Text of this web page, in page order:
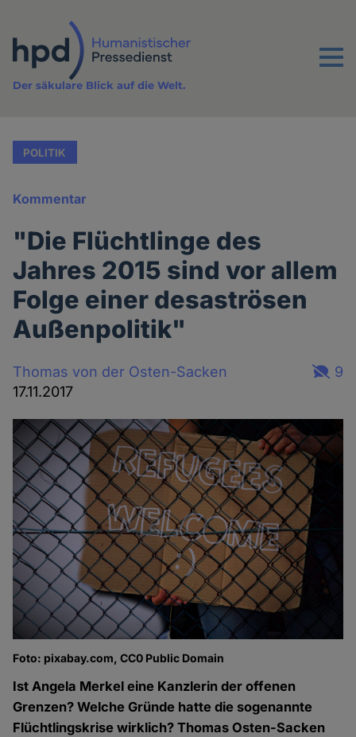
Inhalt
Menu
Der säkulare Blick auf die Welt.
POLITIK
Kommentar
"Die Flüchtlinge des
Jahres 2015 sind vor allem
Folge einer desaströsen
Außenpolitik"
Thomas von der Osten-Sacken
17.11.2017
9
Foto: pixabay.com, CC0 Public Domain
Ist Angela Merkel eine Kanzlerin der offenen
Grenzen? Welche Gründe hatte die sogenannte
Flüchtlingskrise wirklich? Thomas Osten-Sacken